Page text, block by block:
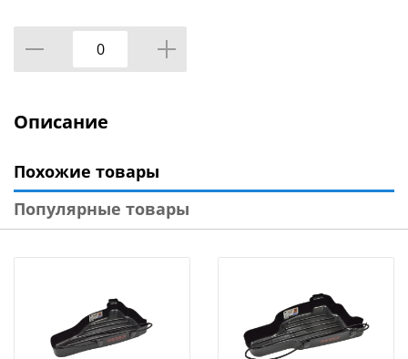
Описание
Похожие товары
Популярные товары